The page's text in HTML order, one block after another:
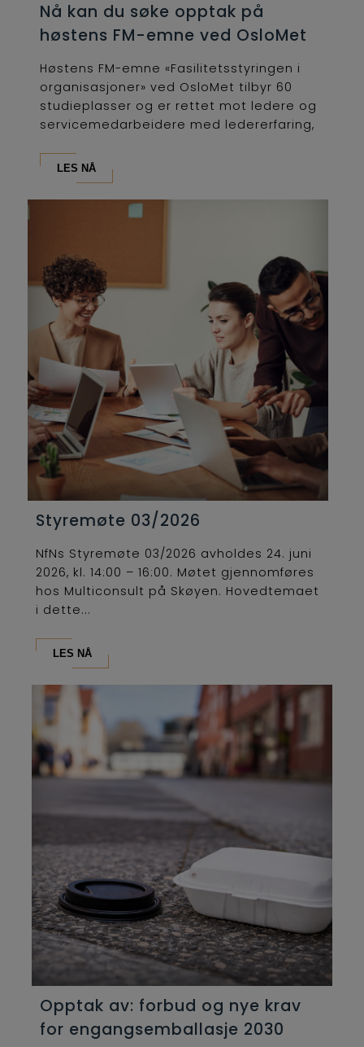
Nå kan du søke opptak på
høstens FM-emne ved OsloMet
Høstens FM-emne «Fasilitetsstyringen i
organisasjoner» ved OsloMet tilbyr 60
studieplasser og er rettet mot ledere og
servicemedarbeidere med ledererfaring,
LES NÅ
Styremøte 03/2026
NfNs Styremøte 03/2026 avholdes 24. juni
2026, kl. 14:00 – 16:00. Møtet gjennomføres
hos Multiconsult på Skøyen. Hovedtemaet
i dette...
LES NÅ
Opptak av: forbud og nye krav
for engangsemballasje 2030